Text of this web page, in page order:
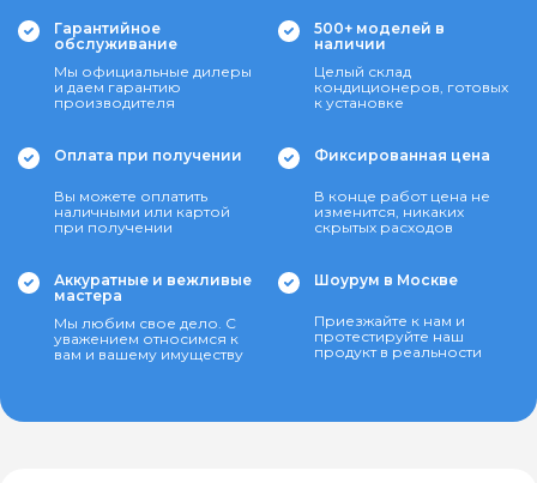
Гарантийное
обслуживание
Мы официальные дилеры
и даем гарантию
производителя
500+ моделей в
наличии
Целый склад
кондиционеров, готовых
к установке
Оплата при получении
Вы можете оплатить
наличными или картой
при получении
Фиксированная цена
В конце работ цена не
изменится, никаких
скрытых расходов
Аккуратные и вежливые
мастера
Мы любим свое дело. С
уважением относимся к
вам и вашему имуществу
Шоурум в Москве
Приезжайте к нам и
протестируйте наш
продукт в реальности